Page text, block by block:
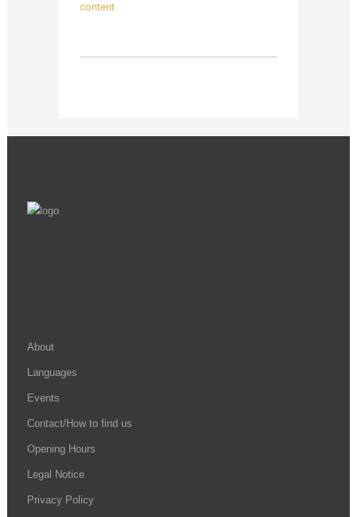
content
About
Languages
Events
Contact/How to find us
Opening Hours
Legal Notice
Privacy Policy